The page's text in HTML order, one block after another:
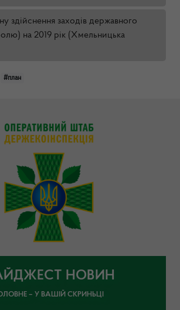
здійснення заходів державного
на 2019 рік (Хмельницька
#план
НОВИН
– У ВАШІЙ СКРИНЬЦІ